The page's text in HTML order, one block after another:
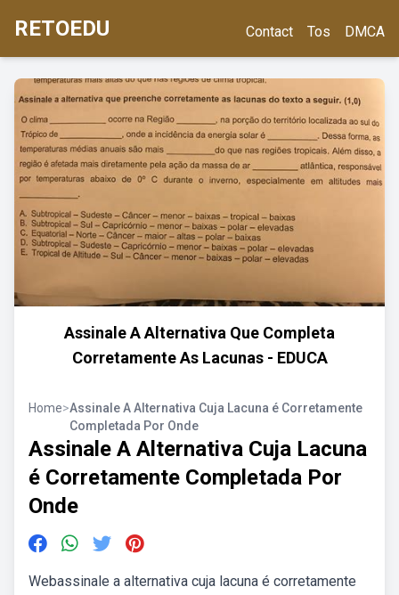
RETOEDU Contact Tos DMCA
Assinale A Alternativa Que Completa
Corretamente As Lacunas - EDUCA
Home>Assinale A Alternativa Cuja Lacuna é Corretamente
Completada Por Onde
Assinale A Alternativa Cuja Lacuna
é Corretamente Completada Por
Onde
Webassinale a alternativa cuja lacuna é corretamente